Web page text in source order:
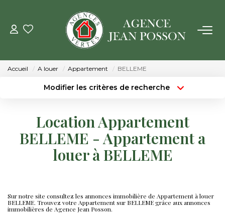
ESTIMATION
Qui Sommes Nous
Notre Équipe
Accueil A louer Appartement BELLEME
Modifier les critères de recherche
Sélectionnez...
Type de bien
Surface min
Plus de critères
Location Appartement
BELLEME - Appartement a
louer à BELLEME
Sur notre site consultez les annonces immobilière de Appartement à louer
BELLEME. Trouvez votre Appartement sur BELLEME grâce aux annonces
immobilières de Agence Jean Posson.